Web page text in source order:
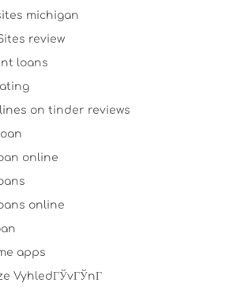
michigan
review
loans
on tinder reviews
online
online
apps
VyhledГЎvГЎnГ­